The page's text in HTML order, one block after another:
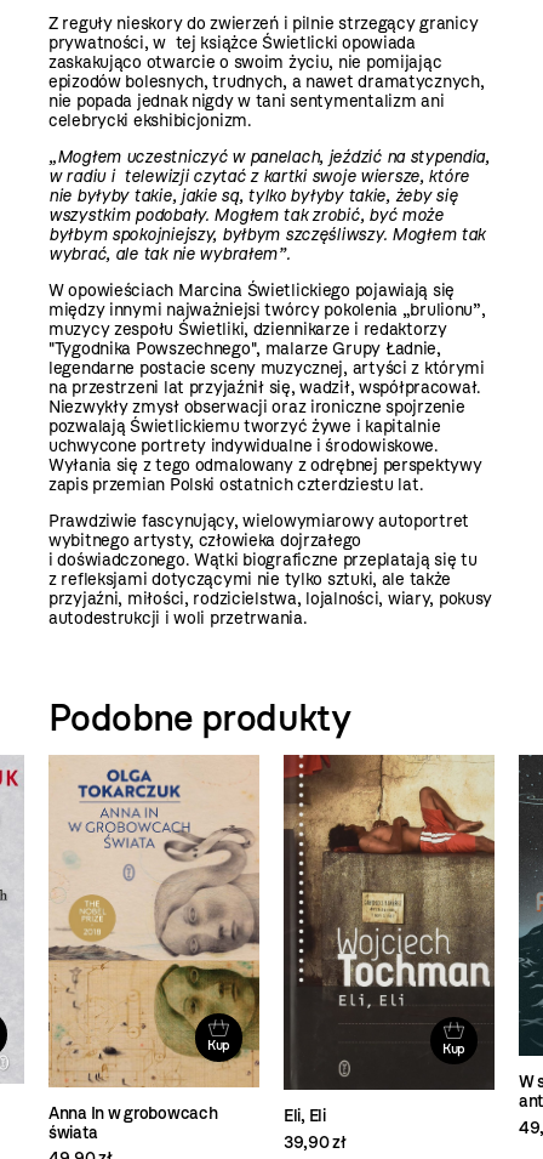
Z reguły nieskory do zwierzeń i pilnie strzegący granicy
prywatności, w tej książce Świetlicki opowiada
zaskakująco otwarcie o swoim życiu, nie pomijając
epizodów bolesnych, trudnych, a nawet dramatycznych,
nie popada jednak nigdy w tani sentymentalizm ani
celebrycki ekshibicjonizm.
„Mogłem uczestniczyć w panelach, jeździć na stypendia,
w radiu i telewizji czytać z kartki swoje wiersze, które
nie byłyby takie, jakie są, tylko byłyby takie, żeby się
wszystkim podobały. Mogłem tak zrobić, być może
byłbym spokojniejszy, byłbym szczęśliwszy. Mogłem tak
wybrać, ale tak nie wybrałem”.
W opowieściach Marcina Świetlickiego pojawiają się
między innymi najważniejsi twórcy pokolenia „brulionu”,
muzycy zespołu Świetliki, dziennikarze i redaktorzy
"Tygodnika Powszechnego", malarze Grupy Ładnie,
legendarne postacie sceny muzycznej, artyści z którymi
na przestrzeni lat przyjaźnił się, wadził, współpracował.
Niezwykły zmysł obserwacji oraz ironiczne spojrzenie
pozwalają Świetlickiemu tworzyć żywe i kapitalnie
uchwycone portrety indywidualne i środowiskowe.
Wyłania się z tego odmalowany z odrębnej perspektywy
zapis przemian Polski ostatnich czterdziestu lat.
Prawdziwie fascynujący, wielowymiarowy autoportret
wybitnego artysty, człowieka dojrzałego
i doświadczonego. Wątki biograficzne przeplatają się tu
z refleksjami dotyczącymi nie tylko sztuki, ale także
przyjaźni, miłości, rodzicielstwa, lojalności, wiary, pokusy
autodestrukcji i woli przetrwania.
Podobne produkty
Kup
Anna In w grobowcach
świata
Kup
Eli, Eli
39,90 zł
W